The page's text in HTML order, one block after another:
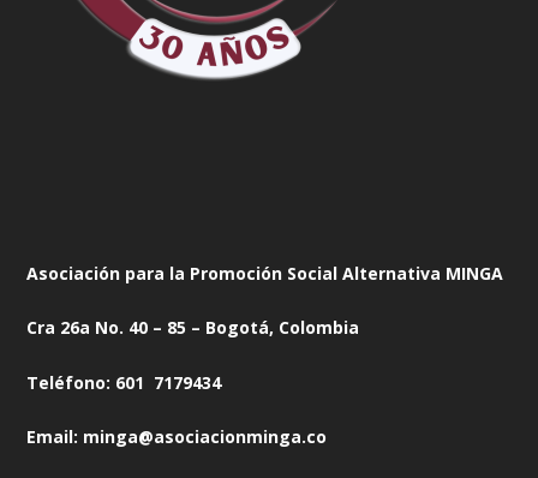
Asociación para la Promoción Social Alternativa MINGA
Cra 26a No. 40 – 85 – Bogotá, Colombia
Teléfono: 601 7179434
Email: minga@asociacionminga.co